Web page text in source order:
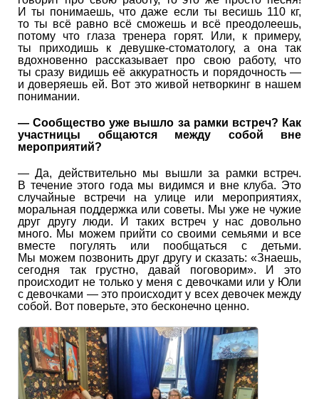
И ты понимаешь, что даже если ты весишь 110 кг,
то ты всё равно всё сможешь и всё преодолеешь,
потому что глаза тренера горят. Или, к примеру,
ты приходишь к девушке-стоматологу, а она так
вдохновенно рассказывает про свою работу, что
ты сразу видишь её аккуратность и порядочность —
и доверяешь ей. Вот это живой нетворкинг в нашем
понимании.
— Сообщество уже вышло за рамки встреч? Как
участницы общаются между собой вне
мероприятий?
— Да, действительно мы вышли за рамки встреч.
В течение этого года мы видимся и вне клуба. Это
случайные встречи на улице или мероприятиях,
моральная поддержка или советы. Мы уже не чужие
друг другу люди. И таких встреч у нас довольно
много. Мы можем прийти со своими семьями и все
вместе погулять или пообщаться с детьми.
Мы можем позвонить друг другу и сказать: «Знаешь,
сегодня так грустно, давай поговорим». И это
происходит не только у меня с девочками или у Юли
с девочками — это происходит у всех девочек между
собой. Вот поверьте, это бесконечно ценно.